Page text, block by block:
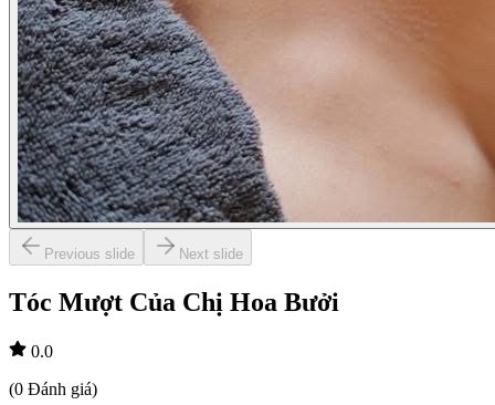
Previous slide Next slide
Tóc Mượt Của Chị Hoa Bưởi
0.0
(0 Đánh giá)